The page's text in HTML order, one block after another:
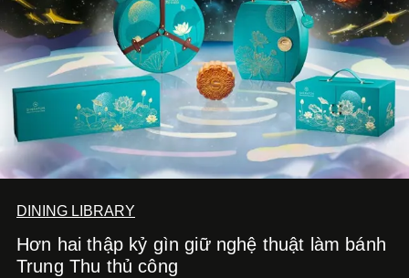
DINING LIBRARY
Hơn hai thập kỷ gìn giữ nghệ thuật làm bánh
Trung Thu thủ công